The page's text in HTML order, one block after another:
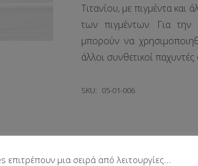
Τιτανίου, με πιγμέντα
των πιγμέντων. Για την
μπορούν να
άλλοι συνθετικοί
SKU: 05-01-006
επιτρέπουν μια σειρά από λειτουργίες...